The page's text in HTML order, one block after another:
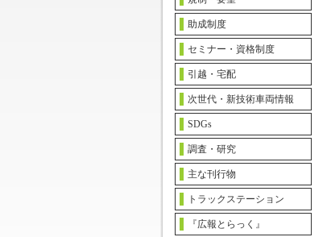
助成制度
セミナー・資格制度
引越・宅配
次世代・新技術車両情報
SDGs
調査・研究
主な刊行物
トラックステーション
『広報とらっく』